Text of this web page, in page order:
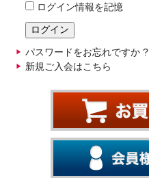
ログイン情報を記憶
パスワードをお忘れですか ?
新規ご入会はこちら